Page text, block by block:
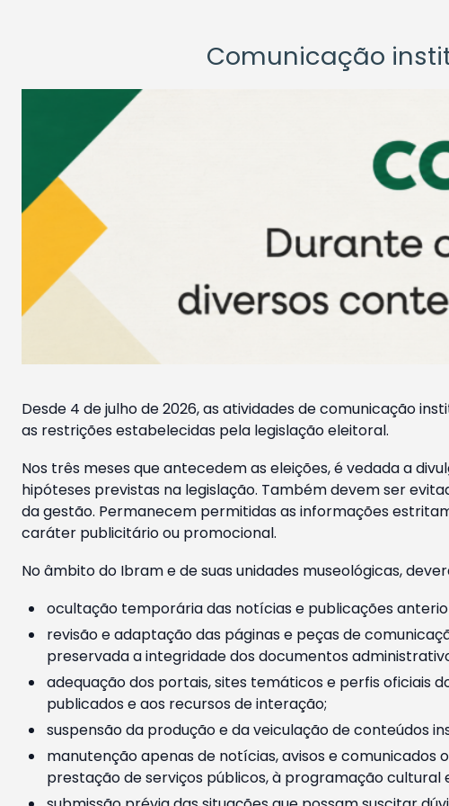
Comunicação
Desde 4 de julho de 2026, as atividades de comunicação
as restrições estabelecidas pela legislação eleitoral.
Nos três meses que antecedem as eleições, é vedada a
hipóteses previstas na legislação. Também devem ser
da gestão. Permanecem permitidas as informações
caráter publicitário ou promocional.
No âmbito do Ibram e de suas unidades museológicas,
ocultação temporária das notícias e publicações
revisão e adaptação das páginas e peças de
preservada a integridade dos documentos
adequação dos portais, sites temáticos e perfis oficiais
publicados e aos recursos de interação;
suspensão da produção e da veiculação de conteúdos
manutenção apenas de notícias, avisos e
prestação de serviços públicos, à programação cultural